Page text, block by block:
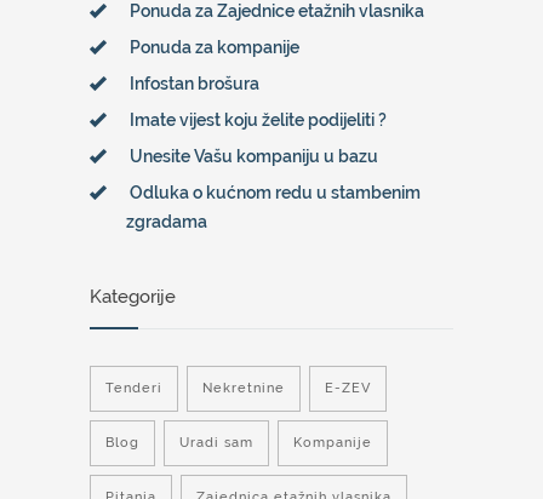
Ponuda za Zajednice etažnih vlasnika
Ponuda za kompanije
Infostan brošura
Imate vijest koju želite podijeliti ?
Unesite Vašu kompaniju u bazu
Odluka o kućnom redu u stambenim
zgradama
Kategorije
Tenderi Nekretnine E-ZEV
Blog Uradi sam Kompanije